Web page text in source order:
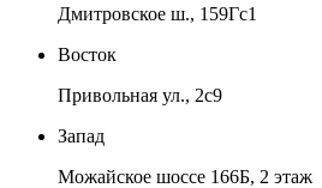
Дмитровское ш., 159Гс1
Восток
Привольная ул., 2с9
Запад
Можайское шоссе 166Б, 2 этаж